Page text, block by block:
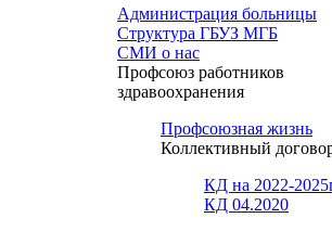
Администрация больницы
Структура ГБУЗ МГБ
СМИ о нас
Профсоюз работников
здравоохранения
Профсоюзная жизнь
Коллективный
КД на 2022-
КД 04.2020